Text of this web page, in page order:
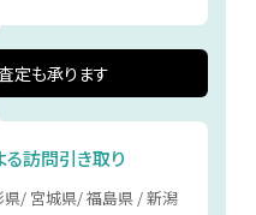
訪問引き取り
/ 宮城県/ 福島県 / 新潟
定も承ります